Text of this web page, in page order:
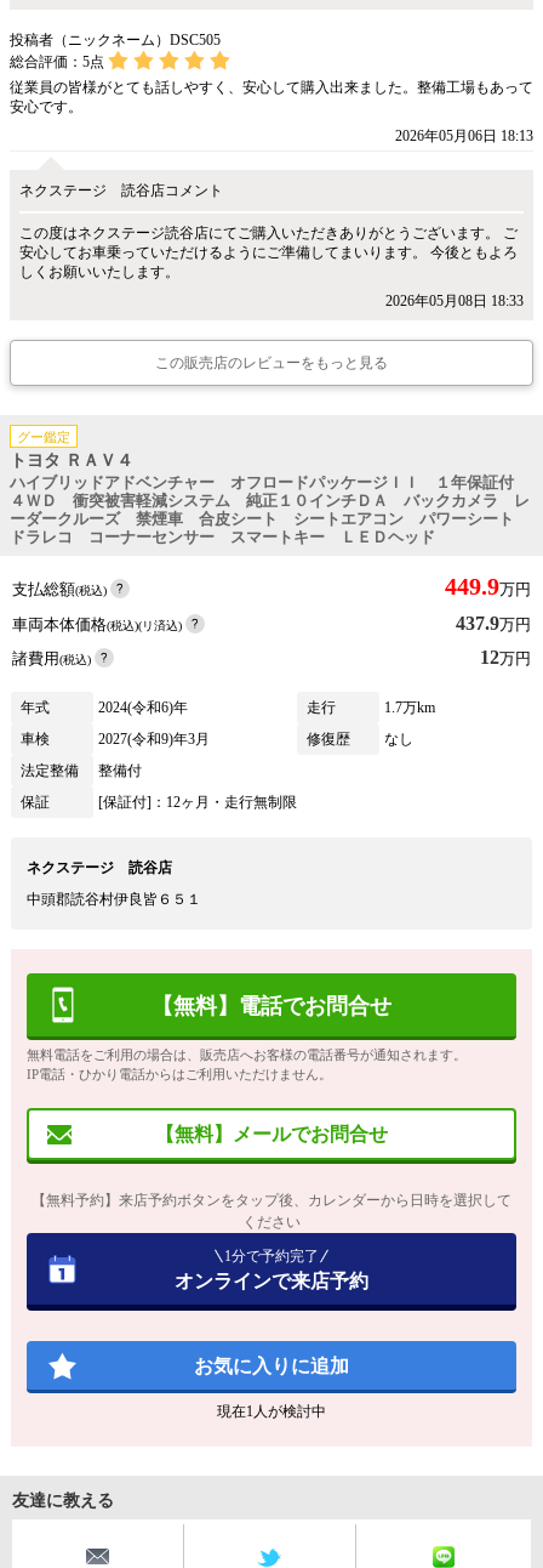
投稿者（ニックネーム）DSC505
総合評価： 5点
従業員の皆様がとても話しやすく、安心して購入出来ました。整備工場もあって
安心です。
2026年05月06日 18:13
ネクステージ 読谷店コメント
この度はネクステージ読谷店にてご購入いただきありがとうございます。 ご
安心してお車乗っていただけるようにご準備してまいります。 今後ともよろ
しくお願いいたします。
2026年05月08日 18:33
この販売店のレビューをもっと見る
グー鑑定
トヨタ ＲＡＶ４
ハイブリッドアドベンチャー オフロードパッケージＩＩ １年保証付
４ＷＤ 衝突被害軽減システム 純正１０インチＤＡ バックカメラ レ
ーダークルーズ 禁煙車 合皮シート シートエアコン パワーシート
ドラレコ コーナーセンサー スマートキー ＬＥＤヘッド
支払総額(税込) 449.9万円
車両本体価格(税込)(リ済込) 437.9万円
諸費用(税込) 12万円
年式 2024(令和6)年 走行
1.7万km
車検
2027(令和9)年3月 修復歴
なし
法定整備
整備付
保証
[保証付]：12ヶ月・走行無制限
ネクステージ 読谷店
中頭郡読谷村伊良皆６５１
【無料】電話でお問合せ
無料電話をご利用の場合は、販売店へお客様の電話番号が通知されます。
IP電話・ひかり電話からはご利用いただけません。
【無料】メールでお問合せ
【無料予約】来店予約ボタンをタップ後、カレンダーから日時を選択して
ください
1分で予約完了
オンラインで来店予約
お気に入りに追加
現在1 人が検討中
友達に教える